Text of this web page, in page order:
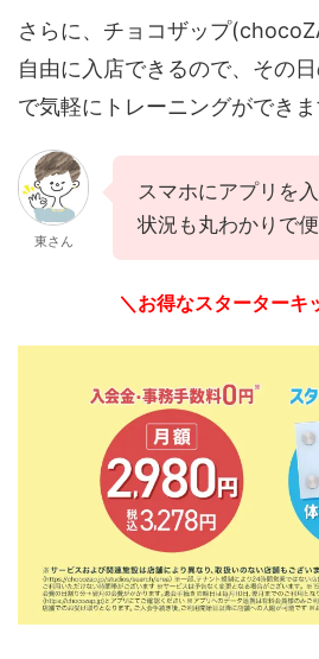
さらに、チョコザップ
自由に入店できるので、その
で気軽にトレーニングができ
東さん
スマホにアプリを
状況も丸わかりで便
＼お得なスターターキ